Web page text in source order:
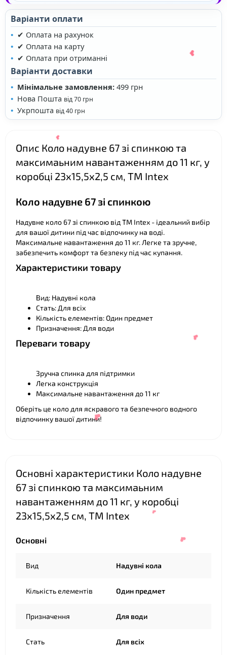
Варіанти оплати
✔ Оплата на рахунок
✔ Оплата на карту
✔ Оплата при отриманні
Варіанти доставки
Мінімальне замовлення: 499 грн
Нова Пошта від 70 грн
Укрпошта від 40 грн
Опис Коло надувне 67 зі спинкою та
максимаьним навантаженням до 11 кг, у
коробці 23х15,5х2,5 см, ТМ Intex
Коло надувне 67 зі спинкою
Надувне коло 67 зі спинкою від ТМ Intex - ідеальний вибір
для вашої дитини під час відпочинку на воді.
Максимальне навантаження до 11 кг. Легке та зручне,
забезпечить комфорт та безпеку під час купання.
Характеристики товару
Вид: Надувні кола
Стать: Для всіх
Кількість елементів: Один предмет
Призначення: Для води
Переваги товару
Зручна спинка для підтримки
Легка конструкція
Максимальне навантаження до 11 кг
Оберіть це коло для яскравого та безпечного водного
відпочинку вашої дитини!
Основні характеристики Коло надувне
67 зі спинкою та максимаьним
навантаженням до 11 кг, у коробці
23х15,5х2,5 см, ТМ Intex
Основні
Вид Надувні кола
Кількість елементів Один предмет
Призначення Для води
Стать Для всіх
❤